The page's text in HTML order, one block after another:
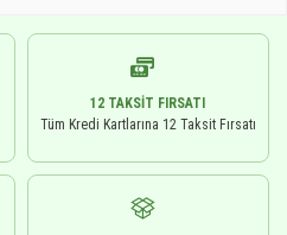
12 TAKSIT FIRSATI
Tüm Kredi Kartlarına 12 Taksit Fırsatı